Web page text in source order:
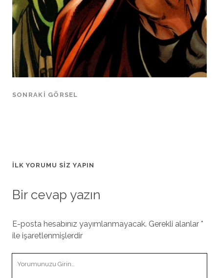
SONRAKI GÖRSEL
İLK YORUMU SIZ YAPIN
Bir cevap yazın
E-posta hesabınız yayımlanmayacak. Gerekli alanlar *
ile işaretlenmişlerdir